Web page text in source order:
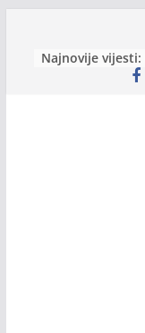
content
Najnovije vijesti: